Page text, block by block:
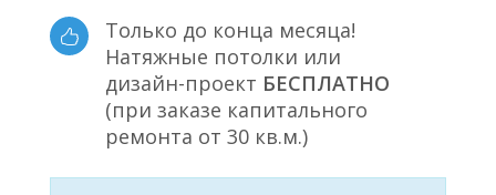
Только до конца месяца!
Натяжные потолки или
дизайн-проект БЕСПЛАТНО
(при заказе капитального
ремонта от 30 кв.м.)